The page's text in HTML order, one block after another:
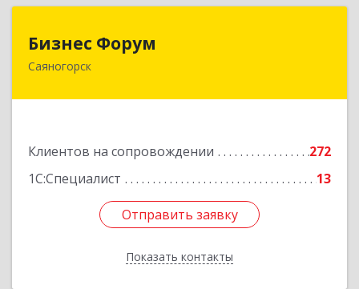
Бизнес Форум
Саяногорск
Клиентов на сопровождении
272
1С:Специалист
13
Отправить заявку
Показать контакты
655603, Хакасия Респ, Саяногорск г, Советский
Отправить заявку
Назад